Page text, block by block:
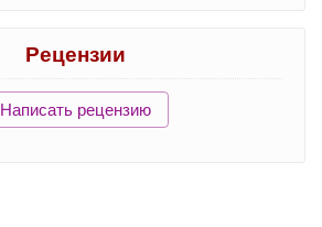
Рецензии
Написать рецензию